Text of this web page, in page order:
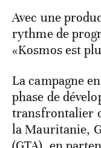
Avec une
rythme de
«Kosmos est
La campagne
phase de
transfrontalier
la Mauritanie,